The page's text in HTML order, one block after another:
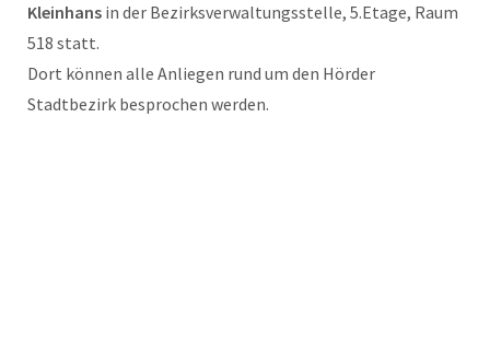
Kleinhans in der Bezirksverwaltungsstelle, 5.Etage, Raum
518 statt.
Dort können alle Anliegen rund um den Hörder
Stadtbezirk besprochen werden.